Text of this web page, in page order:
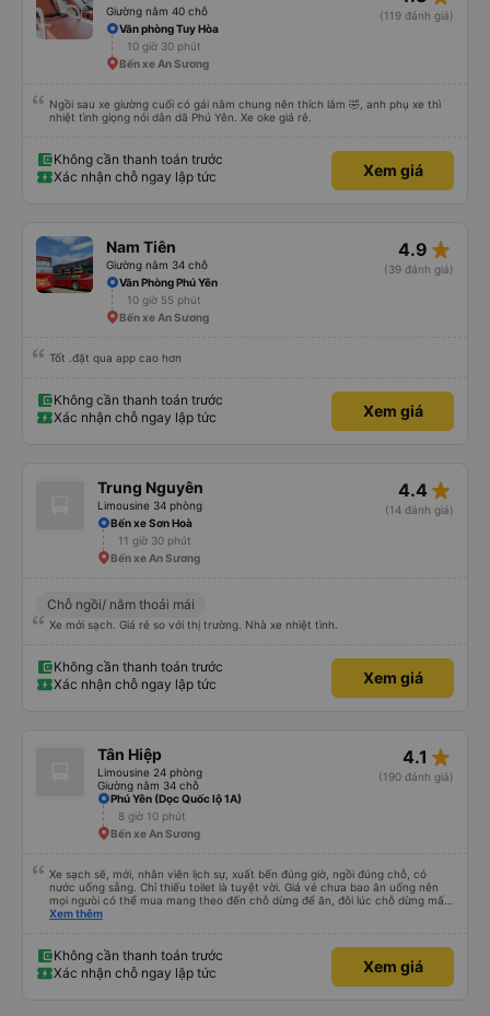
Giường nằm 40 chỗ
(119 đánh giá)
Văn phòng Tuy Hòa
10 giờ 30 phút
Bến xe An Sương
Ngồi sau xe giường cuối có gái nằm chung nên thích lắm 🤣, anh phụ xe thì
nhiệt tình giọng nói dân dã Phú Yên. Xe oke giá rẻ.
Không cần thanh toán trước
Xác nhận chỗ ngay lập tức
Xem giá
Nam Tiên
Giường nằm 34 chỗ
4.9 star_rate
(39 đánh giá)
Văn Phòng Phú Yên
10 giờ 55 phút
Bến xe An Sương
Tốt .đặt qua app cao hơn
Không cần thanh toán trước
Xác nhận chỗ ngay lập tức
Xem giá
Trung Nguyên
Limousine 34 phòng
4.4 star_rate
(14 đánh giá)
Bến xe Sơn Hoà
11 giờ 30 phút
Bến xe An Sương
Chỗ ngồi/ nằm thoải mái
Xe mới sạch. Giá rẻ so với thị trường. Nhà xe nhiệt tình.
Không cần thanh toán trước
Xác nhận chỗ ngay lập tức
Xem giá
Tân Hiệp
Limousine 24 phòng
Giường nằm 34 chỗ
4.1 star_rate
(190 đánh giá)
Phú Yên (Dọc Quốc lộ 1A)
8 giờ 10 phút
Bến xe An Sương
Xe sạch sẽ, mới, nhân viên lịch sự, xuất bến đúng giờ, ngồi đúng chỗ, có
nước uống sẵng. Chỉ thiếu toilet là tuyệt vời. Giá vé chưa bao ăn uống nên
mọi ngưòi có thể mua mang theo đến chỗ dừng để ăn, đôi lúc chỗ dừng mấy
món bạn ko thích hoặc giá cả hơi cao! Còn lại nhà xe rất ok, nên đi.
Xem thêm
Không cần thanh toán trước
Xác nhận chỗ ngay lập tức
Xem giá